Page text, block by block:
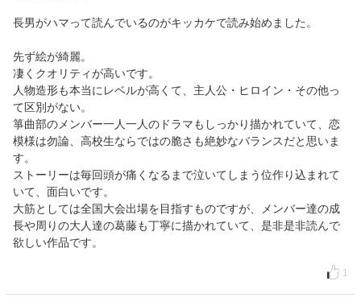
長男がハマって読んでいるのがキッカケで読み始めました。
先ず絵が綺麗。
凄くクオリティが高いです。
人物造形も本当にレベルが高くて、主人公・ヒロイン・その他っ
て区別がない。
箏曲部のメンバー一人一人のドラマもしっかり描かれていて、恋
模様は勿論、高校生ならではの脆さも絶妙なバランスだと思いま
す。
ストーリーは毎回頭が痛くなるまで泣いてしまう位作り込まれて
いて、面白いです。
大筋としては全国大会出場を目指すものですが、メンバー達の成
長や周りの大人達の葛藤も丁寧に描かれていて、是非是非読んで
欲しい作品です。
1